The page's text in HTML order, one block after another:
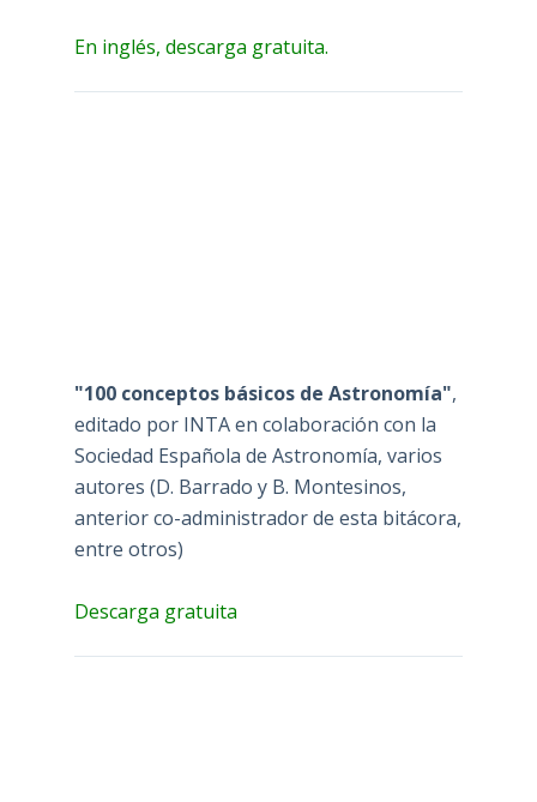
En inglés, descarga gratuita.
"100 conceptos básicos de Astronomía",
editado por INTA en colaboración con la
Sociedad Española de Astronomía, varios
autores (D. Barrado y B. Montesinos,
anterior co-administrador de esta bitácora,
entre otros)
Descarga gratuita